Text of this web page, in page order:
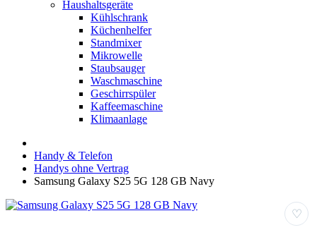
Haushaltsgeräte
Kühlschrank
Küchenhelfer
Standmixer
Mikrowelle
Staubsauger
Waschmaschine
Geschirrspüler
Kaffeemaschine
Klimaanlage
Handy & Telefon
Handys ohne Vertrag
Samsung Galaxy S25 5G 128 GB Navy
♡